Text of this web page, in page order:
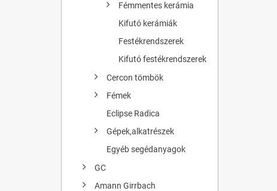
Fémmentes kerámia
Kifutó kerámiák
Festékrendszerek
Kifutó festékrendszerek
Cercon tömbök
Fémek
Eclipse Radica
Gépek,alkatrészek
Egyéb segédanyagok
GC
Amann Girrbach